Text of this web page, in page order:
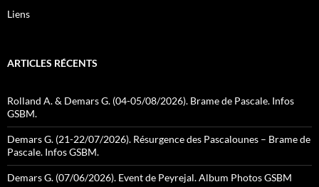
Liens
ARTICLES RÉCENTS
Rolland A. & Demars G. (04-05/08/2026). Brame de Pascale. Infos
GSBM.
Demars G. (21-22/07/2026). Résurgence des Pascalounes – Brame de
Pascale. Infos GSBM.
Demars G. (07/06/2026). Event de Peyrejal. Album Photos GSBM